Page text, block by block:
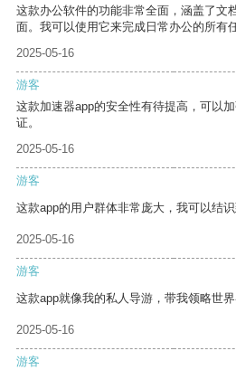
这款办公软件的功能非常全面，涵盖了文
面。我可以使用它来完成日常办公的所有
2025-05-16
游客
这款加速器app的安全性有待提高，可以
证。
2025-05-16
游客
这款app的用户群体非常庞大，我可以结
2025-05-16
游客
这款app就像我的私人导游，带我领略世界
2025-05-16
游客